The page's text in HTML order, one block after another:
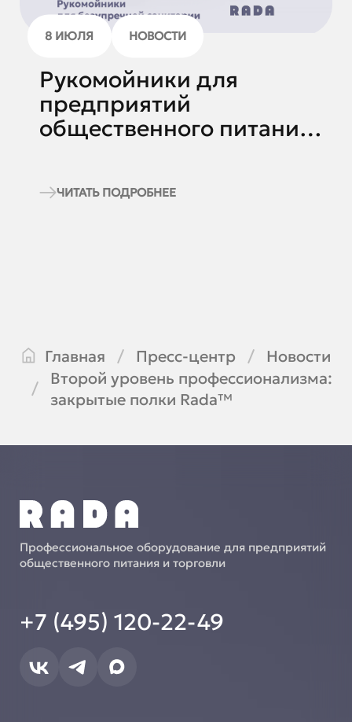
8 ИЮЛЯ НОВОСТИ
Рукомойники для
предприятий
общественного питания и
ЧИТАТЬ ПОДРОБНЕЕ
Главная Пресс-центр
Новости
Второй уровень профессионализма:
закрытые полки Rada™
Профессиональное оборудование для предприятий
общественного питания и торговли
+7 (495) 120-22-49